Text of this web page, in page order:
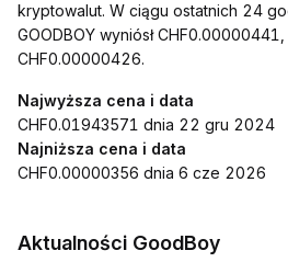
kryptowalut. W ciągu ostatnich 24
GOODBOY wyniósł
CHF0.00000426.
Najwyższa cena i data
CHF0.01943571 dnia 22 gru 2024
Najniższa cena i data
CHF0.00000356 dnia 6 cze 2026
Aktualności GoodBoy